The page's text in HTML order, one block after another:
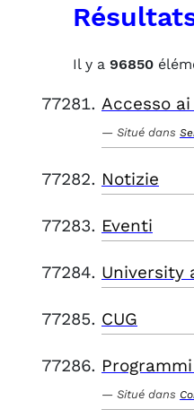
Il y a 96850
Accesso
Situé dans
Notizie
Eventi
University
CUG
Situé dans